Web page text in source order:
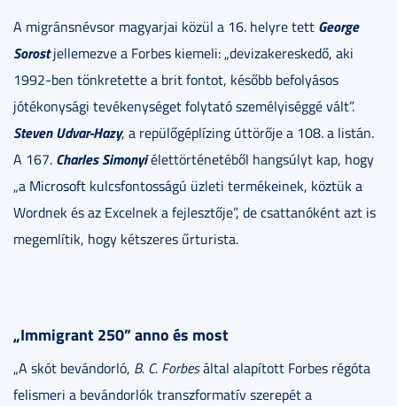
A migránsnévsor magyarjai közül a 16. helyre tett George
Sorostjellemezve a Forbes kiemeli: „devizakereskedő, aki
1992-ben tönkretette a brit fontot, később befolyásos
jótékonysági tevékenységet folytató személyiséggé vált”.
Steven Udvar-Hazy, a repülőgéplízing úttörője a 108. a listán.
A 167. Charles Simonyiélettörténetéből hangsúlyt kap, hogy
„a Microsoft kulcsfontosságú üzleti termékeinek, köztük a
Wordnek és az Excelnek a fejlesztője”, de csattanóként azt is
megemlítik, hogy kétszeres űrturista.
„Immigrant 250” anno és most
„A skót bevándorló, B. C. Forbesáltal alapított Forbes régóta
felismeri a bevándorlók transzformatív szerepét a